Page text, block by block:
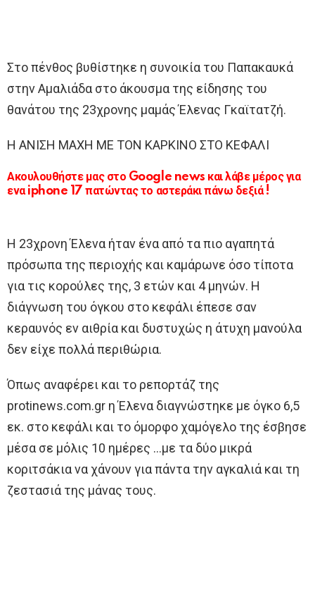
Στο πένθος βυθίστηκε η συνοικία του Παπακαυκά
στην Αμαλιάδα στο άκουσμα της είδησης του
θανάτου της 23χρονης μαμάς Έλενας Γκαϊτατζή.
Η ΑΝΙΣΗ ΜΑΧΗ ΜΕ ΤΟΝ ΚΑΡΚΙΝΟ ΣΤΟ ΚΕΦΑΛΙ
Ακουλουθήστε μας στο Google news και λάβε μέρος για
ενα iphone 17 πατώντας το αστεράκι πάνω δεξιά !
Η 23χρονη Έλενα ήταν ένα από τα πιο αγαπητά
πρόσωπα της περιοχής και καμάρωνε όσο τίποτα
για τις κορούλες της, 3 ετών και 4 μηνών. Η
διάγνωση του όγκου στο κεφάλι έπεσε σαν
κεραυνός εν αιθρία και δυστυχώς η άτυχη μανούλα
δεν είχε πολλά περιθώρια.
Όπως αναφέρει και το ρεπορτάζ της
protinews.com.gr η Έλενα διαγνώστηκε με όγκο 6,5
εκ. στο κεφάλι και το όμορφο χαμόγελο της έσβησε
μέσα σε μόλις 10 ημέρες …με τα δύο μικρά
κοριτσάκια να χάνουν για πάντα την αγκαλιά και τη
ζεστασιά της μάνας τους.